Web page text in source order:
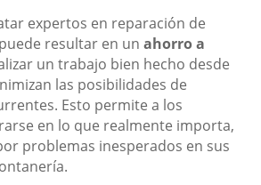
expertos en reparación de
resultar en unahorro a
un trabajo bien hecho desde
las posibilidades de
Esto permite a los
en lo que realmente importa,
problemas inesperados en sus